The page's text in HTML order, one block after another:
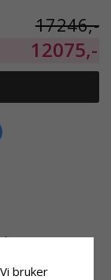
17246,-
12075,-
bruker